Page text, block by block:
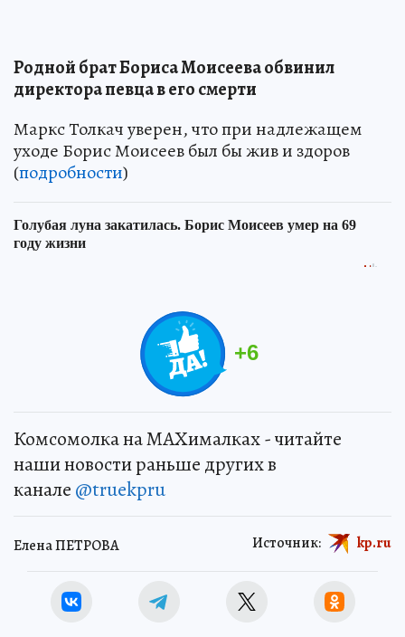
Родной брат Бориса Моисеева обвинил
директора певца в его смерти
Маркс Толкач уверен, что при надлежащем
уходе Борис Моисеев был бы жив и здоров
(подробности)
+6
Комсомолка на MAXималках - читайте
наши новости раньше других в
канале @truekpru
Елена ПЕТРОВА Источник: kp.ru